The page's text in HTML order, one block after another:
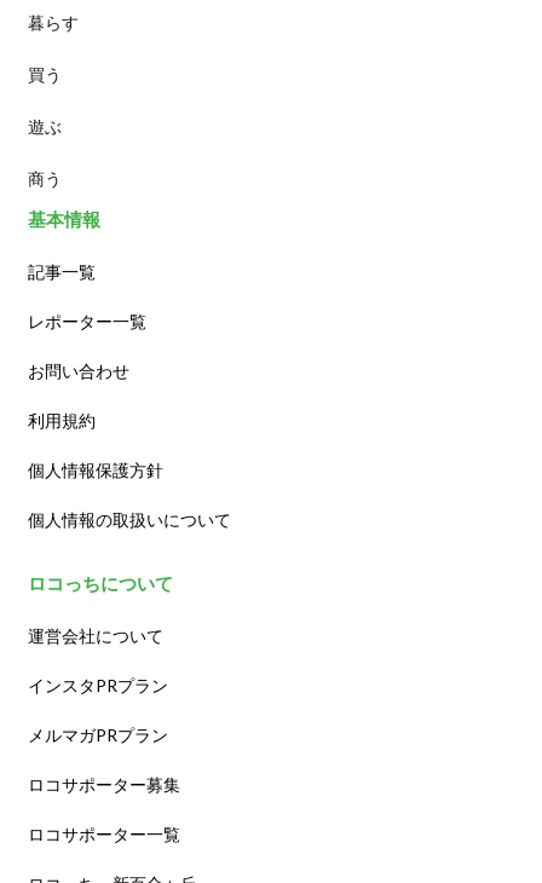
スイーツ
ランチ
カフェ
暮らす
買う
遊ぶ
商う
基本情報
記事一覧
レポーター一覧
お問い合わせ
利用規約
個人情報保護方針
個人情報の取扱いについて
ロコっちについて
運営会社について
インスタPRプラン
メルマガPRプラン
ロコサポーター募集
ロコサポーター一覧